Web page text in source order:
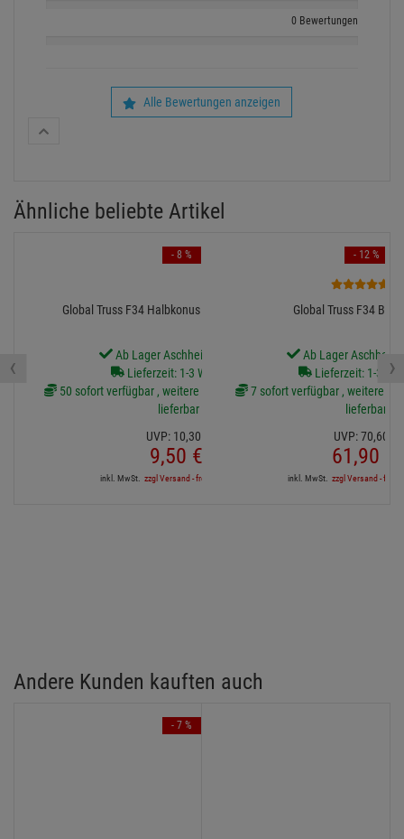
0 Bewertungen
Alle Bewertungen anzeigen
Ähnliche beliebte Artikel
Global Truss F34 Halbkonus für Boxcorner M12
Ab Lager Aschheim lieferbar
Lieferzeit: 1-3 Werktage
50 sofort verfügbar , weitere Artikel ab Zentrallager
lieferbar
UVP: 10,30
9,50 €
inkl. MwSt. zzgl Versand - frei ab 90,-€ in DE
- 8 %
Global Truss F34
Ab Lager
Lieferzeit: 1-3
7 sofort verfügbar , weitere
lieferbar
UVP:70,60
61,90
inkl. MwSt. zzgl Versand - frei
- 12 %
‹ ›
Andere Kunden kauften auch
- 7 %